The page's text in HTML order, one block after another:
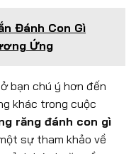
Đánh Con Gì
Ứng
bạn chú ý hơn đến
khác trong cuộc
răng đánh con gì
sự tham khảo về